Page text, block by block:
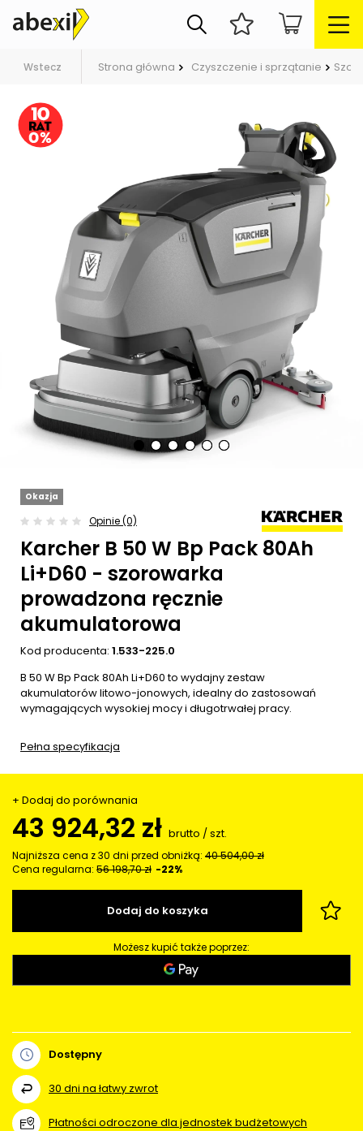
Wstecz Strona główna Czyszczenie i sprzątanie
Okazja
Opinie (0)
Karcher B 50 W Bp Pack 80Ah
Li+D60 - szorowarka
prowadzona ręcznie
akumulatorowa
Kod producenta: 1.533-225.0
B 50 W Bp Pack 80Ah Li+D60 to wydajny zestaw
akumulatorów litowo-jonowych, idealny do zastosowań
wymagających wysokiej mocy i długotrwałej pracy.
Pełna specyfikacja
+ Dodaj do porównania
43 924,32 zł brutto /szt.
Najniższa cena z 30 dni przed obniżką: 40 504,00 zł
Cena regularna: 56 198,70 zł -22%
Dodaj do koszyka
Możesz kupić także poprzez:
Dostępny
30 dni na łatwy zwrot
Płatności odroczone dla jednostek budżetowych